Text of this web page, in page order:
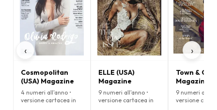
‹
Cosmopolitan
(USA) Magazine
4 numeri all'anno •
versione cartacea in
ELLE (USA)
Magazine
9 numeri all'anno •
versione cartacea in
Town &
Magazine
9 numeri
versione
›